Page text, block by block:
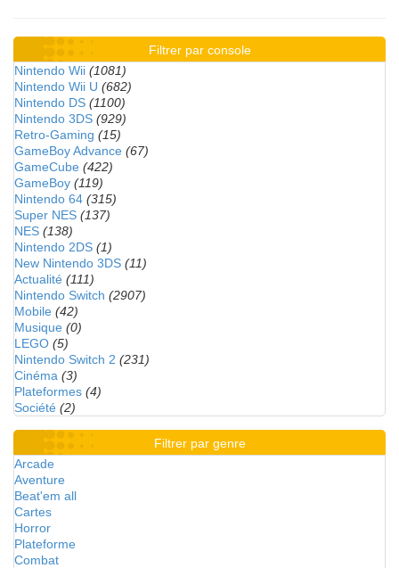
Filtrer par console
Nintendo Wii (1081)
Nintendo Wii U (682)
Nintendo DS (1100)
Nintendo 3DS (929)
Retro-Gaming (15)
GameBoy Advance (67)
GameCube (422)
GameBoy (119)
Nintendo 64 (315)
Super NES (137)
NES (138)
Nintendo 2DS (1)
New Nintendo 3DS (11)
Actualité (111)
Nintendo Switch (2907)
Mobile (42)
Musique (0)
LEGO (5)
Nintendo Switch 2 (231)
Cinéma (3)
Plateformes (4)
Société (2)
Filtrer par genre
Arcade
Aventure
Beat'em all
Cartes
Horror
Plateforme
Combat